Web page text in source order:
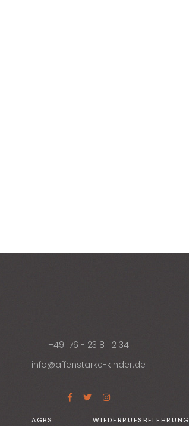
+49 176 - 23 81 12 34
info@affenstarke-kinder.de
AGBS WIEDERRUFSBELEHRUNG